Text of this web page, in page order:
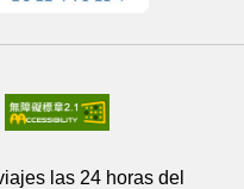
las 24 horas del